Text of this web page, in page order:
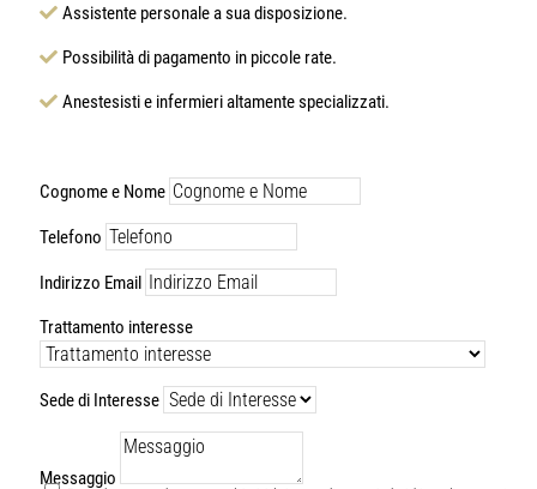
Assistente personale a sua disposizione.
Possibilità di pagamento in piccole rate.
Anestesisti e infermieri altamente specializzati.
Cognome e Nome
Telefono
Indirizzo Email
Trattamento interesse
Sede di Interesse
Messaggio